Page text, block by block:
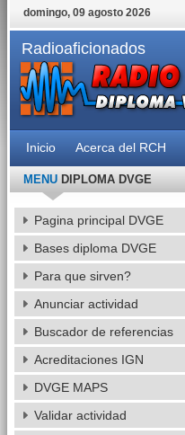
domingo, 09 agosto 2026
Radioaficionados
Inicio Acerca del RCH
MENUDIPLOMA DVGE
Pagina principal DVGE
Bases diploma DVGE
Para que sirven?
Anunciar actividad
Buscador de referencias
Acreditaciones IGN
DVGE MAPS
Validar actividad